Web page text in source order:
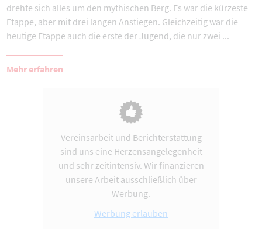
drehte sich alles um den mythischen Berg. Es war die kürzeste
Etappe, aber mit drei langen Anstiegen. Gleichzeitig war die
heutige Etappe auch die erste der Jugend, die nur zwei ...
Mehr erfahren
Vereinsarbeit und Berichterstattung
sind uns eine Herzensangelegenheit
und sehr zeitintensiv. Wir finanzieren
unsere Arbeit ausschließlich über
Werbung.
Werbung erlauben